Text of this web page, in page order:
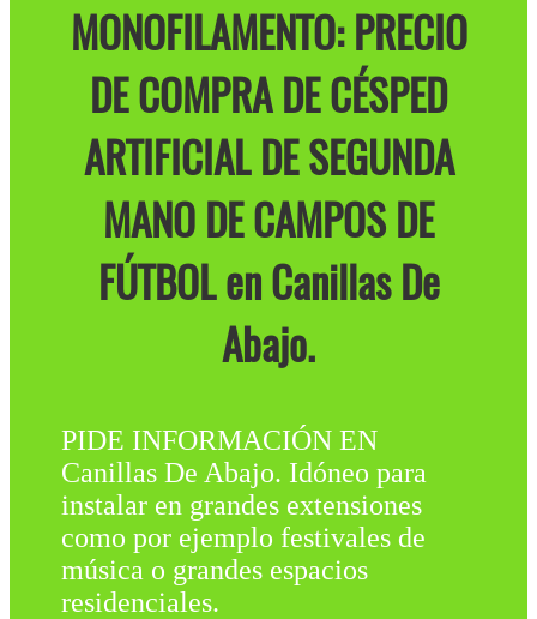
MONOFILAMENTO: PRECIO
DE COMPRA DE CÉSPED
ARTIFICIAL DE SEGUNDA
MANO DE CAMPOS DE
FÚTBOL en Canillas De
Abajo.
PIDE INFORMACIÓN EN
Canillas De Abajo. Idóneo para
instalar en grandes extensiones
como por ejemplo festivales de
música o grandes espacios
residenciales.